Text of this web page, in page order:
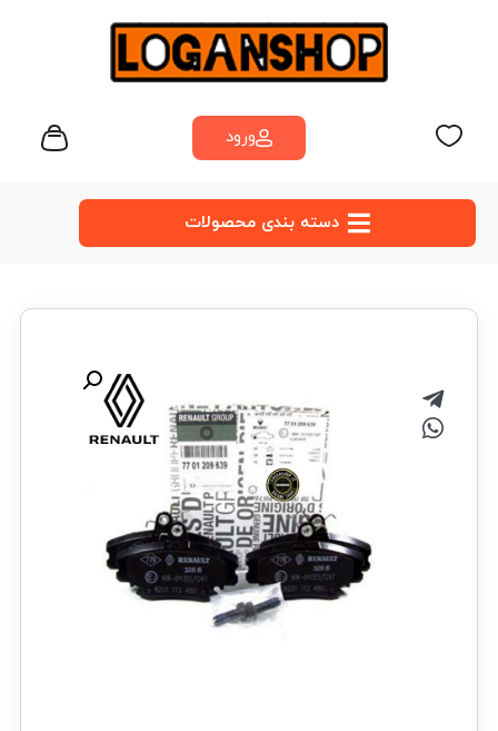
ورود
دسته‌ بندی محصولات